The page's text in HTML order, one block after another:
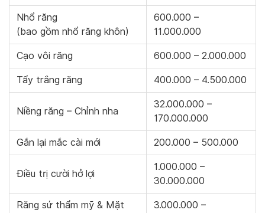
Nhổ răng
(bao gồm nhổ răng khôn)
600.000 –
11.000.000
Cạo vôi răng 600.000 – 2.000.000
Tẩy trắng răng 400.000 – 4.500.000
Niềng răng – Chỉnh nha
32.000.000 –
170.000.000
Gắn lại mắc cài mới 200.000 – 500.000
Điều trị cười hở lợi
1.000.000 –
30.000.000
Răng sứ thẩm mỹ & Mặt
3.000.000 –